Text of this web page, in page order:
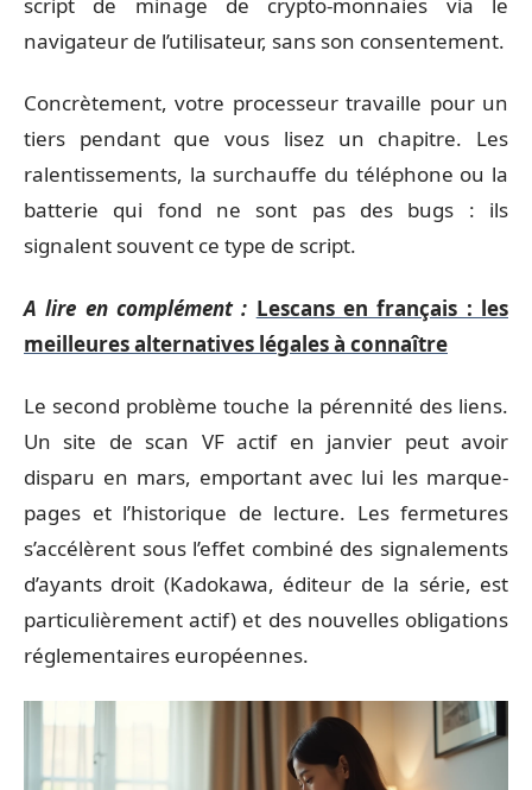
navigateur de l’utilisateur, sans son consentement.
Concrètement, votre processeur travaille pour un
tiers pendant que vous lisez un chapitre. Les
ralentissements, la surchauffe du téléphone ou la
batterie qui fond ne sont pas des bugs : ils
signalent souvent ce type de script.
A lire en complément : Lescans en français : les
meilleures alternatives légales à connaître
Le second problème touche la pérennité des liens.
Un site de scan VF actif en janvier peut avoir
disparu en mars, emportant avec lui les marque-
pages et l’historique de lecture. Les fermetures
s’accélèrent sous l’effet combiné des signalements
d’ayants droit (Kadokawa, éditeur de la série, est
particulièrement actif) et des nouvelles obligations
réglementaires européennes.